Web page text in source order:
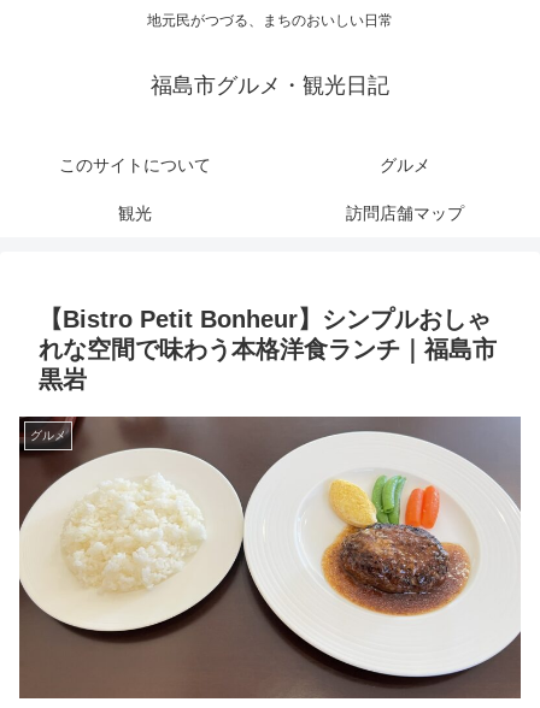
地元民がつづる、まちのおいしい日常
福島市グルメ・観光日記
このサイトについて グルメ
観光 訪問店舗マップ
【Bistro Petit Bonheur】シンプルおしゃ
れな空間で味わう本格洋食ランチ｜福島市
黒岩
グルメ